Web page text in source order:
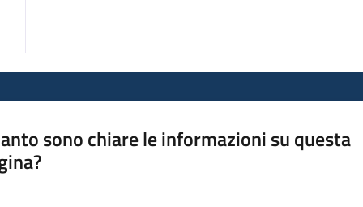
sono chiare le informazioni su questa